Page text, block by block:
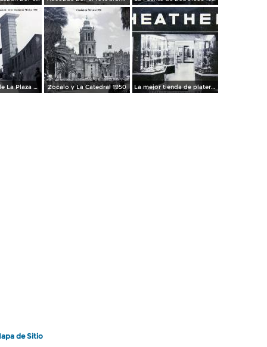
Los andenes de La Plaza de toros Ciudad de México 1950 Zocalo y La Catedral 1950 La mejor tienda de plateria.
de Sitio